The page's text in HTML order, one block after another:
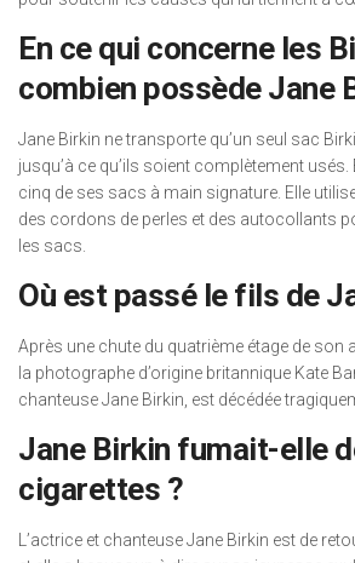
En ce qui concerne les
combien possède Jane
Jane Birkin ne transporte qu’un seul sac
jusqu’à ce qu’ils soient complètement usés.
cinq de ses sacs à main signature. Elle
des cordons de perles et des autocollants
les sacs.
Où est passé le fils de
Après une chute du quatrième étage de son
la photographe d’origine britannique Kate
chanteuse Jane Birkin, est décédée
Jane Birkin fumait-elle
cigarettes ?
L’actrice et chanteuse Jane Birkin est de